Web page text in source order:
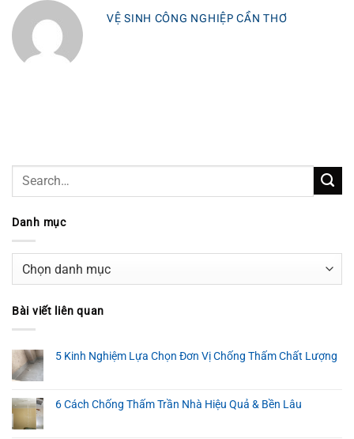
VỆ SINH CÔNG NGHIỆP CẦN THƠ
Danh mục
mục
Bài viết liên quan
5 Kinh Nghiệm Lựa Chọn Đơn Vị Chống Thấm Chất Lượng
6 Cách Chống Thấm Trần Nhà Hiệu Quả & Bền Lâu